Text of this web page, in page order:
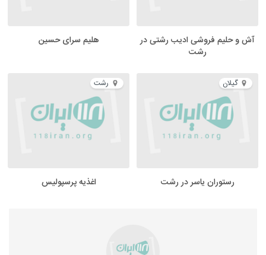
آش و حلیم فروشی ادیب رشتی در
رشت
هلیم سرای حسین
گیلان
رستوران یاسر در رشت
رشت
اغذیه پرسپولیس